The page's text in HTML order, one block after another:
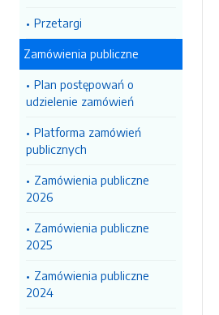
Przetargi
Zamówienia publiczne
Plan postępowań o
udzielenie zamówień
Platforma zamówień
publicznych
Zamówienia publiczne
2026
Zamówienia publiczne
2025
Zamówienia publiczne
2024